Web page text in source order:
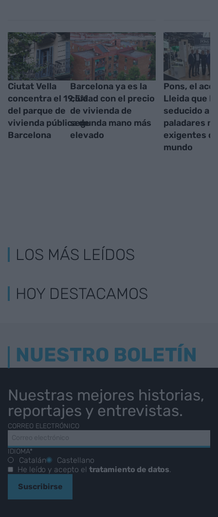
Ciutat Vella
concentra el 19,5%
del parque de
vivienda pública de
Barcelona
Barcelona ya es la
ciudad con el precio
de vivienda de
segunda mano más
elevado
Pons, el
Lleida que
seducido a
paladares
exigentes
mundo
LOS MÁS LEÍDOS
HOY DESTACAMOS
NUESTRO BOLETÍN
Nuestras mejores historias,
reportajes y entrevistas.
CORREO ELECTRÓNICO
IDIOMA*
Catalán
Castellano
He leído y acepto el tratamiento de datos.
Suscribirse